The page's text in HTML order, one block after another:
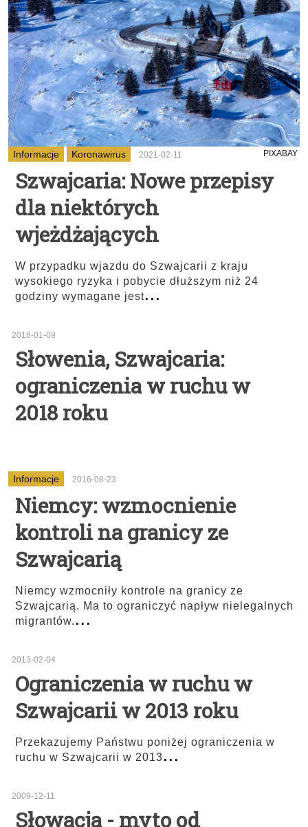
Informacje Koronawirus 2021-02-11 PIXABAY
Szwajcaria: Nowe przepisy
dla niektórych
wjeżdżających
W przypadku wjazdu do Szwajcarii z kraju
wysokiego ryzyka i pobycie dłuższym niż 24
godziny wymagane jest...
2018-01-09
Słowenia, Szwajcaria:
ograniczenia w ruchu w
2018 roku
Informacje 2016-08-23
Niemcy: wzmocnienie
kontroli na granicy ze
Szwajcarią
Niemcy wzmocniły kontrole na granicy ze
Szwajcarią. Ma to ograniczyć napływ nielegalnych
migrantów....
2013-02-04
Ograniczenia w ruchu w
Szwajcarii w 2013 roku
Przekazujemy Państwu poniżej ograniczenia w
ruchu w Szwajcarii w 2013...
2009-12-11
Słowacja - myto od